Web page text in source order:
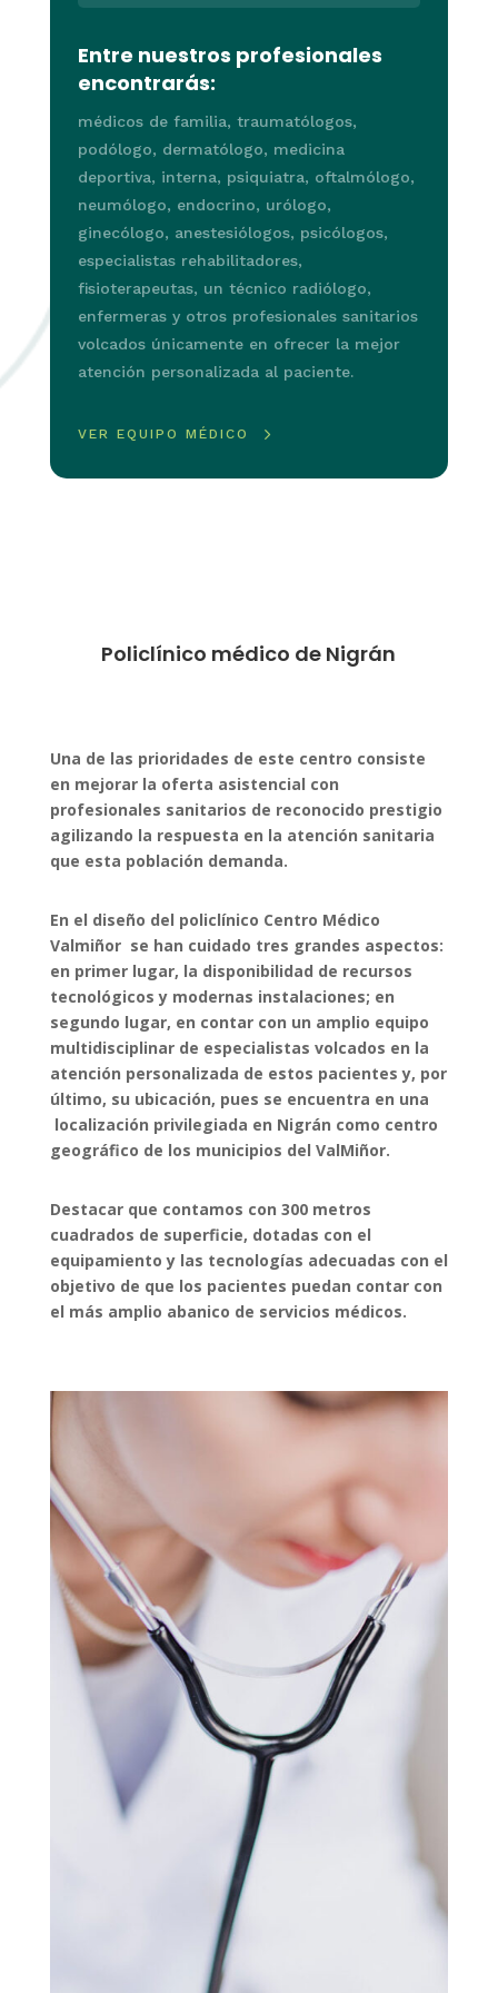
Entre nuestros profesionales
encontrarás:
médicos de familia, traumatólogos,
podólogo, dermatólogo, medicina
deportiva, interna, psiquiatra, oftalmólogo,
neumólogo, endocrino, urólogo,
ginecólogo, anestesiólogos, psicólogos,
especialistas rehabilitadores,
fisioterapeutas, un técnico radiólogo,
enfermeras y otros profesionales sanitarios
volcados únicamente en ofrecer la mejor
atención personalizada al paciente.
VER EQUIPO MÉDICO
Policlínico médico de Nigrán
Una de las prioridades de este centro consiste
en mejorar la oferta asistencial con
profesionales sanitarios de reconocido prestigio
agilizando la respuesta en la atención sanitaria
que esta población demanda.
En el diseño del policlínico Centro Médico
Valmiñor se han cuidado tres grandes aspectos:
en primer lugar, la disponibilidad de recursos
tecnológicos y modernas instalaciones; en
segundo lugar, en contar con un amplio equipo
multidisciplinar de especialistas volcados en la
atención personalizada de estos pacientes y, por
último, su ubicación, pues se encuentra en una
localización privilegiada en Nigrán como centro
geográfico de los municipios del ValMiñor.
Destacar que contamos con 300 metros
cuadrados de superficie, dotadas con el
equipamiento y las tecnologías adecuadas con el
objetivo de que los pacientes puedan contar con
el más amplio abanico de servicios médicos.